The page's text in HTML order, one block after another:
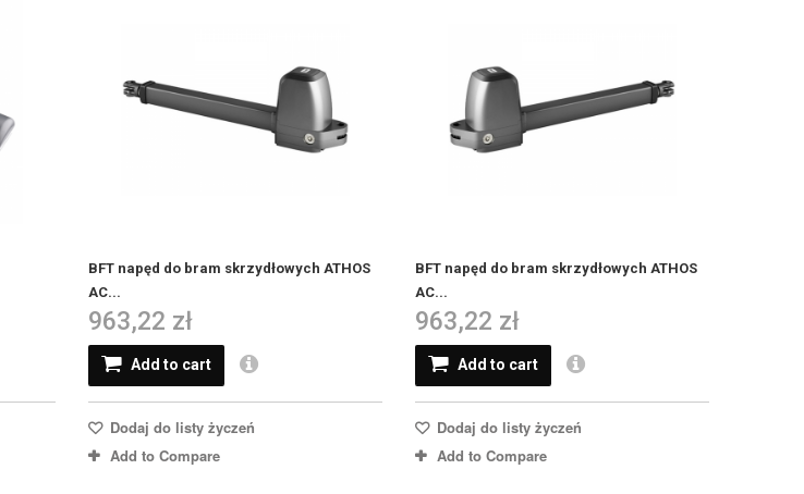
BFT napęd do bram skrzydłowych ATHOS
AC...
963,22 zł
Add to cart
Dodaj do listy życzeń
Add to Compare
BFT napęd do bram skrzydłowych ATHOS
AC...
963,22 zł
Add to cart
Dodaj do listy życzeń
Add to Compare